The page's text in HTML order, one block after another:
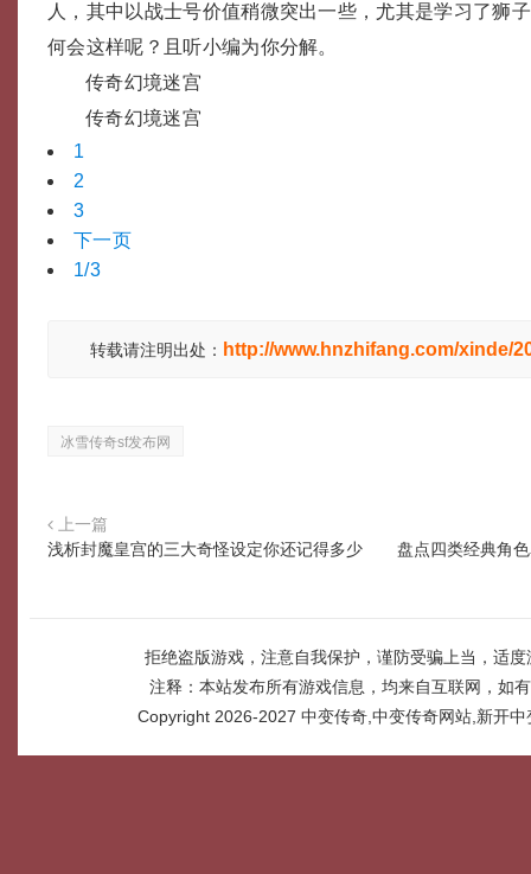
人，其中以战士号价值稍微突出一些，尤其是学习了狮
何会这样呢？且听小编为你分解。
传奇幻境迷宫
传奇幻境迷宫
1
2
3
下一页
1/3
转载请注明出处： http://www.hnzhifang.com/xinde/
冰雪传奇sf发布网
上一篇
浅析封魔皇宫的三大奇怪设定你还记得多少
盘点四类经典角
拒绝盗版游戏，注意自我保护，谨防受骗上当，适
注释：本站发布所有游戏信息，均来自互联网，如
Copyright 2026-2027 中变传奇,中变传奇网站,新开